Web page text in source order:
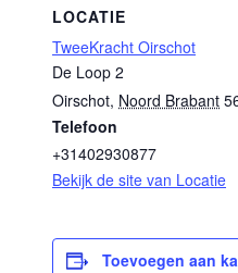
LOCATIE
TweeKracht Oirschot
De Loop 2
Oirschot, Noord Brabant
Telefoon
+31402930877
Bekijk de site van Locatie
Toevoegen aan